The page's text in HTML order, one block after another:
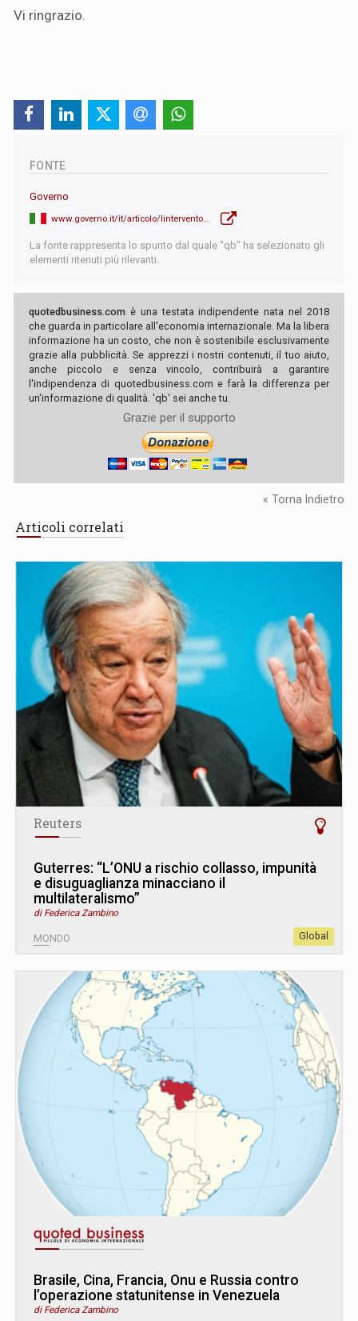
Vi ringrazio.
FONTE
Governo
La fonte rappresenta lo spunto dal quale "qb" ha selezionato gli
elementi ritenuti più rilevanti.
quotedbusiness.com è una testata indipendente nata nel 2018
che guarda in particolare all'economia internazionale. Ma la libera
informazione ha un costo, che non è sostenibile esclusivamente
grazie alla pubblicità. Se apprezzi i nostri contenuti, il tuo aiuto,
anche piccolo e senza vincolo, contribuirà a garantire
l'indipendenza di quotedbusiness.com e farà la differenza per
un'informazione di qualità. 'qb' sei anche tu.
Grazie per il supporto
« Torna Indietro
Articoli correlati
Reuters
Guterres: “L’ONU a rischio collasso, impunità
e disuguaglianza minacciano il
multilateralismo”
di Federica Zambino
MONDO Global
Brasile, Cina, Francia, Onu e Russia contro
l’operazione statunitense in Venezuela
di Federica Zambino